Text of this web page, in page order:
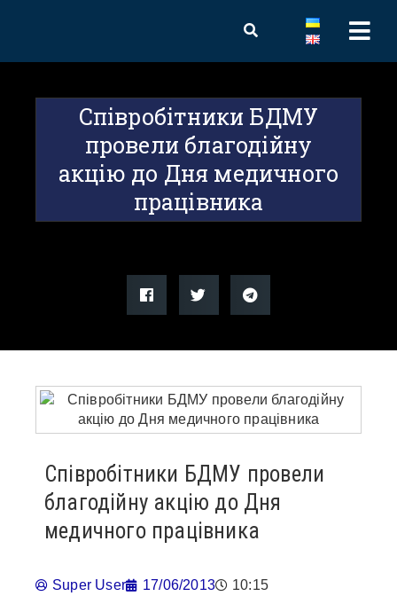
Співробітники БДМУ
провели благодійну
акцію до Дня медичного
працівника
Співробітники БДМУ провели
благодійну акцію до Дня
медичного працівника
Super User 17/06/2013 10:15